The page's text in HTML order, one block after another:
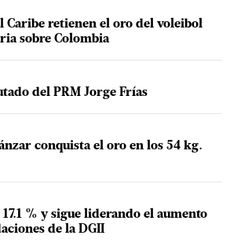
Caribe retienen el oro del voleibol
sobre Colombia
del PRM Jorge Frías
conquista el oro en los 54 kg.
% y sigue liderando el aumento
de la DGII